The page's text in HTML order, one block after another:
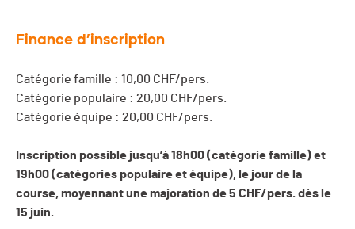
Finance d’inscription
Catégorie famille : 10,00 CHF/pers.
Catégorie populaire : 20,00 CHF/pers.
Catégorie équipe : 20,00 CHF/pers.
Inscription possible jusqu’à 18h00 (catégorie famille) et
19h00 (catégories populaire et équipe), le jour de la
course, moyennant une majoration de 5 CHF/pers. dès le
15 juin.